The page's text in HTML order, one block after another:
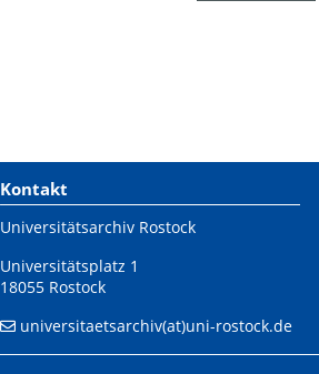
Kontakt
Universitätsarchiv Rostock
Universitätsplatz 1
18055 Rostock
universitaetsarchiv(at)uni-rostock.de